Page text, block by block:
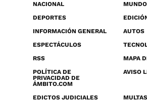
NACIONAL
MUNDO
DEPORTES
INFORMACIÓN GENERAL
AUTOS
ESPECTÁCULOS
RSS
MAPA
POLÍTICA DE
PRIVACIDAD DE
ÁMBITO.COM
AVISO
EDICTOS JUDICIALES
MULTAS